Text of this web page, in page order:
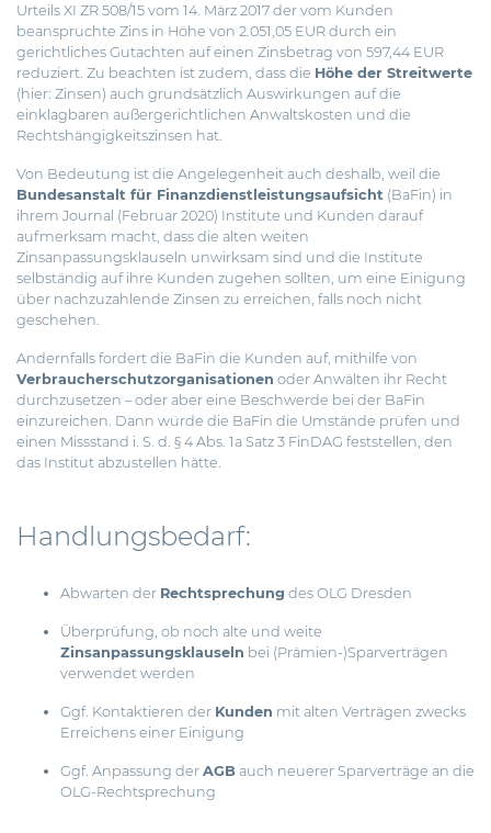
Urteils XI ZR 508/15 vom 14. März 2017 der vom Kunden
beanspruchte Zins in Höhe von 2.051,05 EUR durch ein
gerichtliches Gutachten auf einen Zinsbetrag von 597,44 EUR
reduziert. Zu beachten ist zudem, dass die Höhe der Streitwerte
(hier: Zinsen) auch grundsätzlich Auswirkungen auf die
einklagbaren außergerichtlichen Anwaltskosten und die
Rechtshängigkeitszinsen hat.
Von Bedeutung ist die Angelegenheit auch deshalb, weil die
Bundesanstalt für Finanzdienstleistungsaufsicht (BaFin) in
ihrem Journal (Februar 2020) Institute und Kunden darauf
aufmerksam macht, dass die alten weiten
Zinsanpassungsklauseln unwirksam sind und die Institute
selbständig auf ihre Kunden zugehen sollten, um eine Einigung
über nachzuzahlende Zinsen zu erreichen, falls noch nicht
geschehen.
Andernfalls fordert die BaFin die Kunden auf, mithilfe von
Verbraucherschutzorganisationen oder Anwälten ihr Recht
durchzusetzen – oder aber eine Beschwerde bei der BaFin
einzureichen. Dann würde die BaFin die Umstände prüfen und
einen Missstand i. S. d. § 4 Abs. 1a Satz 3 FinDAG feststellen, den
das Institut abzustellen hätte.
Handlungsbedarf:
Abwarten der Rechtsprechung des OLG Dresden
Überprüfung, ob noch alte und weite
Zinsanpassungsklauseln bei (Prämien-)Sparverträgen
verwendet werden
Ggf. Kontaktieren der Kunden mit alten Verträgen zwecks
Erreichens einer Einigung
Ggf. Anpassung der AGB auch neuerer Sparverträge an die
OLG-Rechtsprechung